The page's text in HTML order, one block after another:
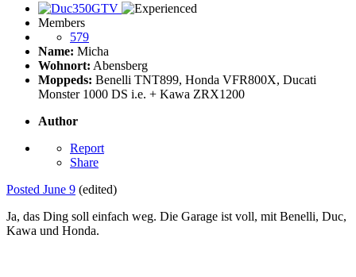
Members
579
Name: Micha
Wohnort: Abensberg
Moppeds: Benelli TNT899, Honda VFR800X, Ducati
Monster 1000 DS i.e. + Kawa ZRX1200
Author
Report
Share
Posted June 9 (edited)
Ja, das Ding soll einfach weg. Die Garage ist voll, mit Benelli, Duc,
Kawa und Honda.